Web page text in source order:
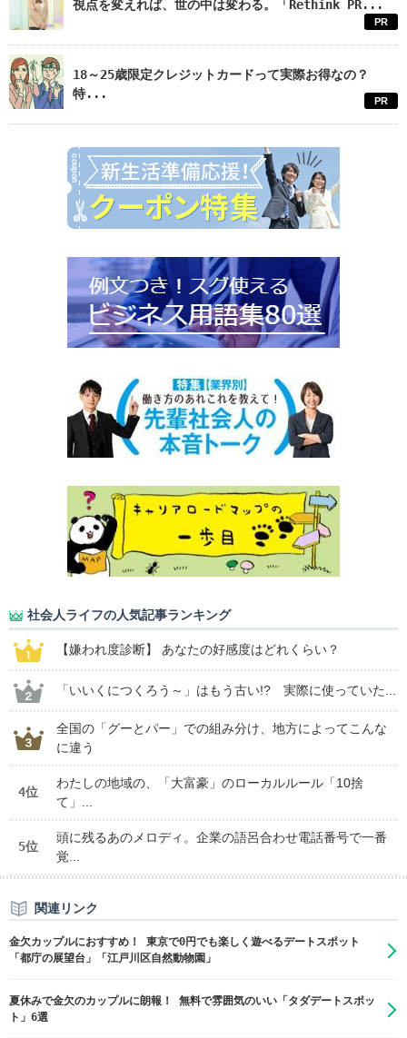
視点を変えれば、世の中は変わる。「Rethink PR...
PR
18～25歳限定クレジットカードって実際お得なの？
特...
PR
社会人ライフの人気記事ランキング
【嫌われ度診断】 あなたの好感度はどれくらい？
「いいくにつくろう～」はもう古い!? 実際に使っていた...
全国の「グーとパー」での組み分け、地方によってこんな
に違う
4位
わたしの地域の、「大富豪」のローカルルール「10捨
て」...
5位
頭に残るあのメロディ。企業の語呂合わせ電話番号で一番
覚...
関連リンク
金欠カップルにおすすめ！ 東京で0円でも楽しく遊べるデートスポット
「都庁の展望台」「江戸川区自然動物園」
夏休みで金欠のカップルに朗報！ 無料で雰囲気のいい「タダデートスポッ
ト」6選